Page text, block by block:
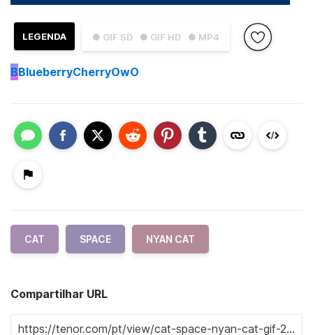
● GIF SD ● GIF HD ● MP4
LEGENDA
BBlueberryCherryOwO
CAT SPACE NYAN CAT
Compartilhar URL